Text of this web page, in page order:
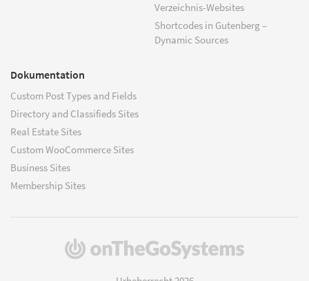
Verzeichnis-Websites
Shortcodes in Gutenberg –
Dynamic Sources
Dokumentation
Custom Post Types and Fields
Directory and Classifieds Sites
Real Estate Sites
Custom WooCommerce Sites
Business Sites
Membership Sites
(öffnet